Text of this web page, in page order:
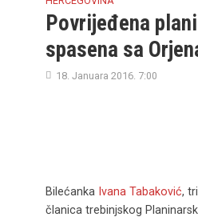
Povrijeđena
spasena sa
18. Januara 2016. 7:00
Bilećanka Ivana Tabaković,
članica trebinjskog